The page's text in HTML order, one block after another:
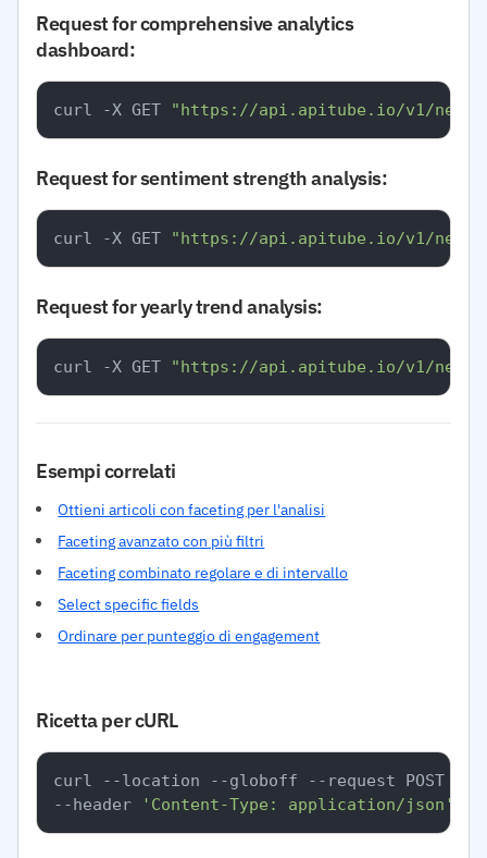
Request for comprehensive analytics
dashboard:
curl -X GET "https://api.apitube.io/v1/news/
Request for sentiment strength analysis:
curl -X GET "https://api.apitube.io/v1/news/
Request for yearly trend analysis:
curl -X GET "https://api.apitube.io/v1/news/
Esempi correlati
Ottieni articoli con faceting per l'analisi
Faceting avanzato con più filtri
Faceting combinato regolare e di intervallo
Select specific fields
Ordinare per punteggio di engagement
Ricetta per cURL
curl --location --globoff --request POST
--header
'Content-Type: application/json'